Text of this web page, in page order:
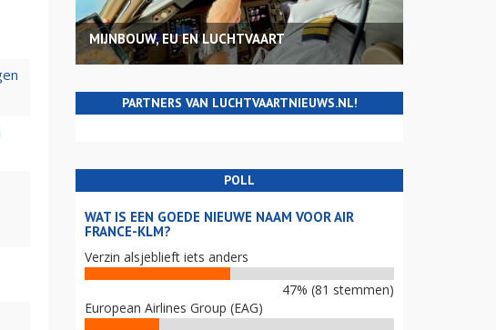
MIJNBOUW, EU EN LUCHTVAART
PARTNERS VAN LUCHTVAARTNIEUWS.NL!
POLL
WAT IS EEN GOEDE NIEUWE NAAM VOOR AIR
FRANCE-KLM?
Verzin alsjeblieft iets anders
47% (81 stemmen)
European Airlines Group (EAG)